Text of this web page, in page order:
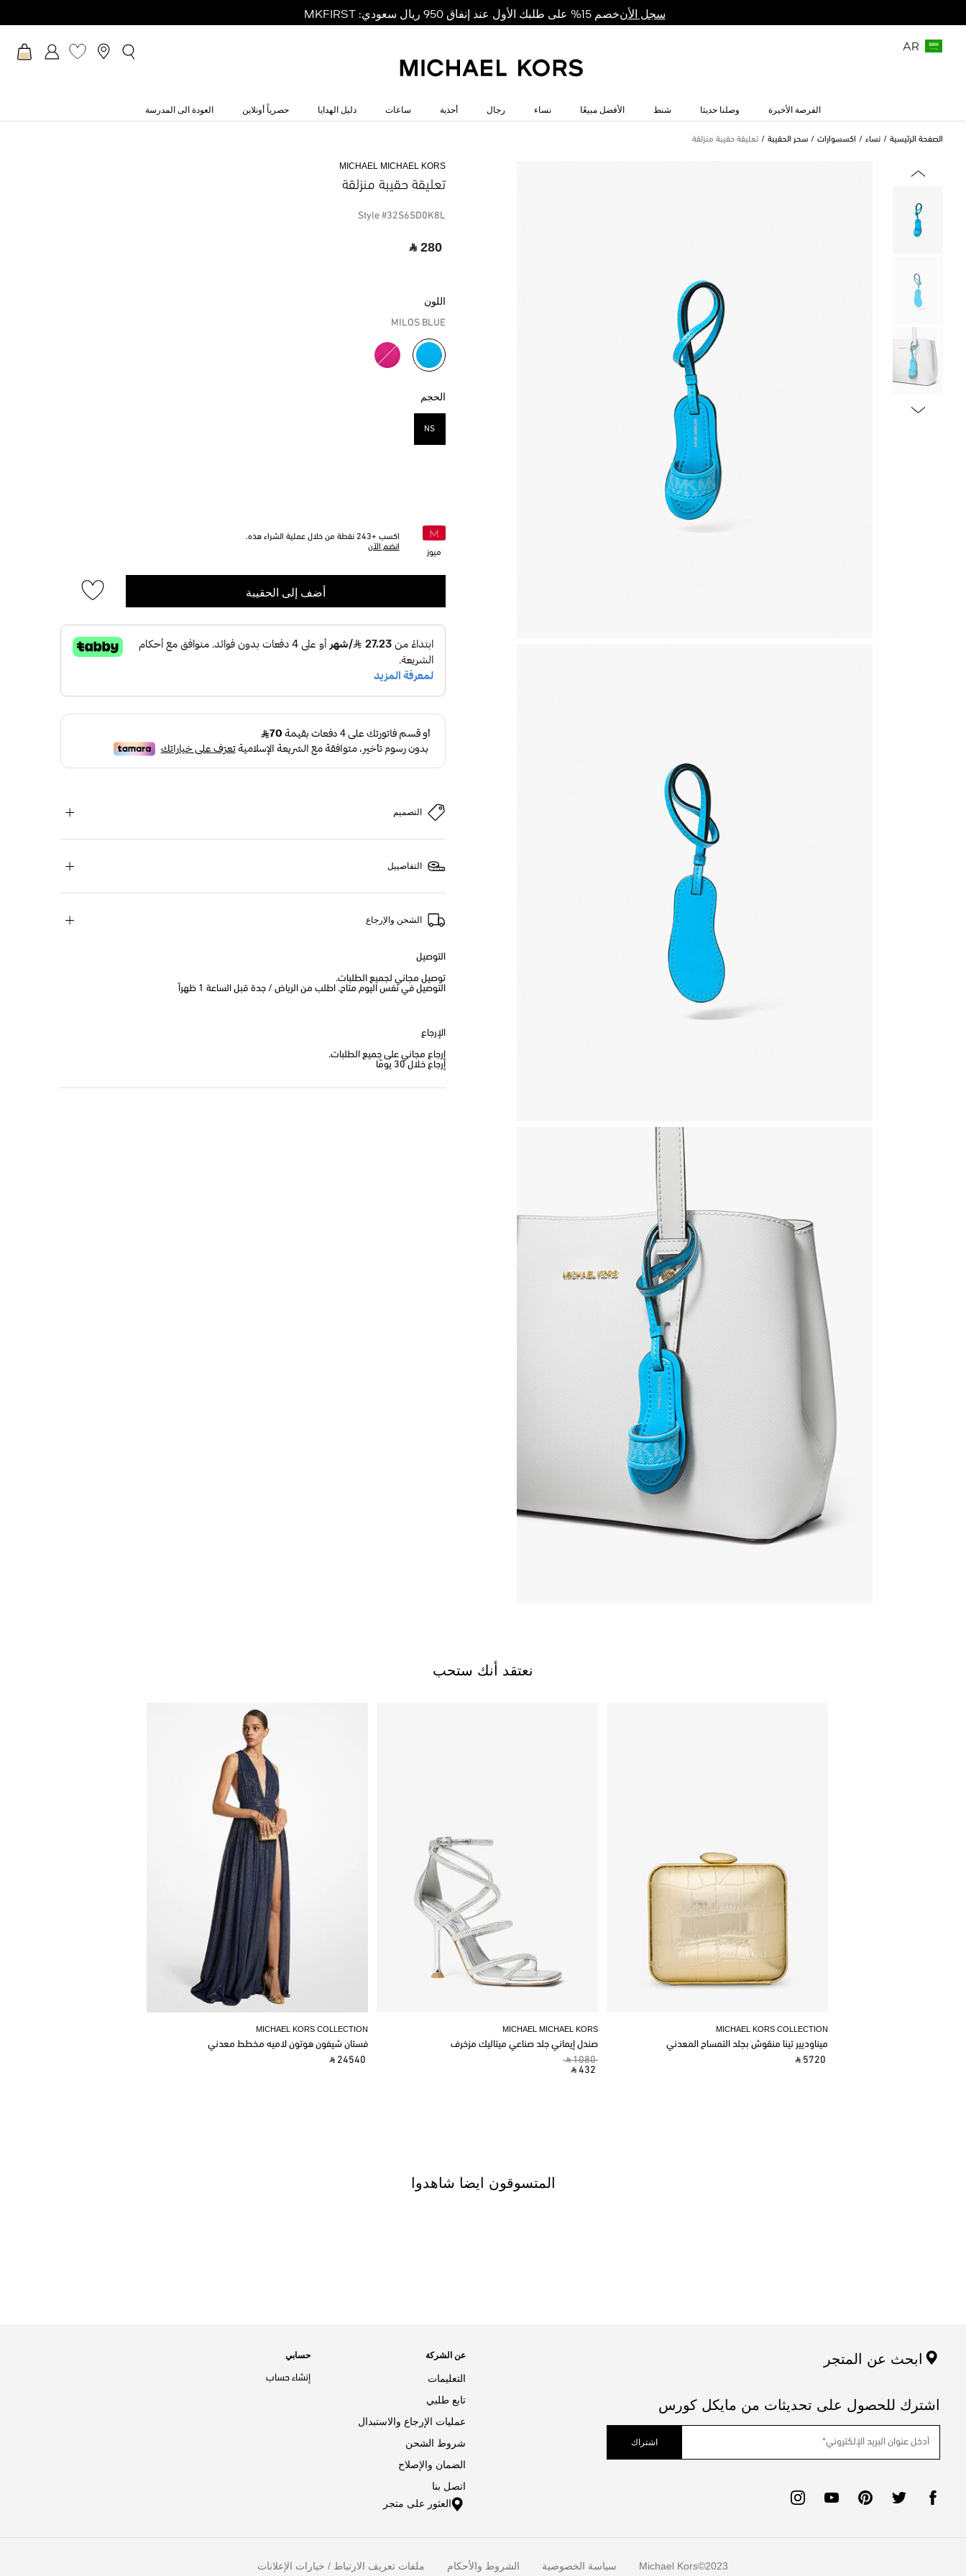
سجل الأنخصم 15% على طلبك الأول عند إنفاق 950 ريال سعودي: MKFIRST
AR
الفرصة الأخيرة وصلنا حديثا شنط الأفضل مبيعًا نساء رجال أحذية ساعات دليل الهدايا حصرياً أونلاين العودة الى المدرسة
الصفحة الرئيسية نساء اكسسوارات سحر الحقيبة تعليقة حقيبة منزلقة
MICHAEL MICHAEL KORS
تعليقة حقيبة منزلقة
Style #32S6SD0K8L
‎ ⃁ 280 ‎
اللون
MILOS BLUE
مختار
الحجم
NS
ميوز
اكسب +243 نقطة من خلال عملية الشراء هذه.
انضم الآن
أضف إلى الحقيبة
التصميم
التفاصييل
الشحن والإرجاع
التوصيل
توصيل مجاني لجميع الطلبات.
التوصيل في نفس اليوم متاح. اطلب من الرياض / جدة قبل الساعة 1 ظهراً
الإرجاع
إرجاع مجاني على جميع الطلبات.
إرجاع خلال 30 يومًا
نعتقد أنك ستحب
MICHAEL KORS COLLECTION
فستان شيفون هوتون لاميه مخطط معدني
‎ ⃁ 24540 ‎
MICHAEL MICHAEL KORS
صندل إيماني جلد صناعي ميتاليك مزخرف
‎ ⃁ 1080 ‎
‎ ⃁ 432 ‎
MICHAEL KORS COLLECTION
ميناوديير تينا منقوش بجلد التمساح المعدني
‎ ⃁ 5720 ‎
المتسوقون ايضا شاهدوا
ابحث عن المتجر
اشترك للحصول على تحديثات من مايكل كورس
اشتراك
عن الشركة
التعليمات
تابع طلبي
عمليات الإرجاع والاستبدال
شروط الشحن
الضمان والإصلاح
اتصل بنا
العثور على متجر
حسابي
إنشاء حساب
Michael Kors سياسة الخصوصية الشروط والأحكام ملفات تعريف الارتباط / خيارات الإعلانات